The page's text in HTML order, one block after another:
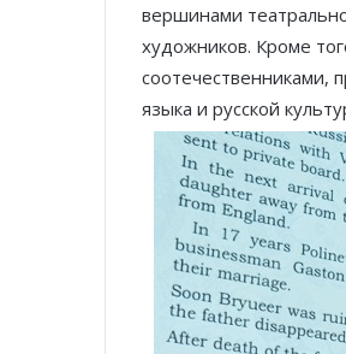
вершинами
художников. Кроме
соотечественниками,
языка и русской